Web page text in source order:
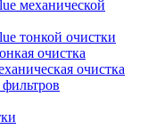
механической
тонкой очистки
очистка
очистка